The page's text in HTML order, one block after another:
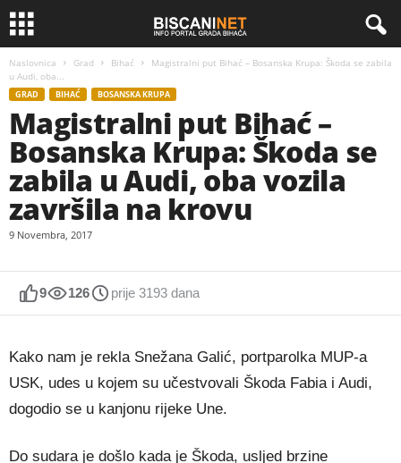
Naslovnica Grad Bihać
Magistralni put Bihać – Bosanska Krupa: Škoda se zabila
u Audi, oba...
GRAD BIHAĆ BOSANSKA KRUPA
Magistralni put Bihać –
Bosanska Krupa: Škoda se
zabila u Audi, oba vozila
završila na krovu
9 Novembra, 2017
9 126 prije 3193 dana
Kako nam je rekla Snežana Galić, portparolka MUP-a
USK, udes u kojem su učestvovali Škoda Fabia i Audi,
dogodio se u kanjonu rijeke Une.
Do sudara je došlo kada je Škoda, usljed brzine